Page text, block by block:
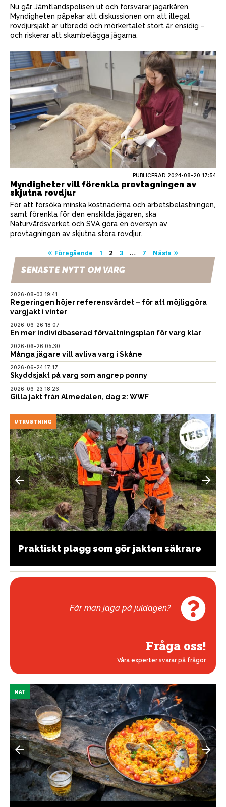
Nu går Jämtlandspolisen ut och försvarar jägarkåren.
Myndigheten påpekar att diskussionen om att illegal
rovdjursjakt är utbredd och mörkertalet stort är ensidig –
och riskerar att skambelägga jägarna.
PUBLICERAD 2024-08-20 17:54
Myndigheter vill förenkla provtagningen av
skjutna rovdjur
För att försöka minska kostnaderna och arbetsbelastningen,
samt förenkla för den enskilda jägaren, ska
Naturvårdsverket och SVA göra en översyn av
provtagningen av skjutna stora rovdjur.
Sidnumrering
för
inlägg
Föregående 1 2 3 … 7 Nästa
SENASTE NYTT OM VARG
2026-08-03 19:41
Regeringen höjer referensvärdet – för att möjliggöra
vargjakt i vinter
2026-06-26 18:07
En mer individbaserad förvaltningsplan för varg klar
2026-06-26 05:30
Många jägare vill avliva varg i Skåne
2026-06-24 17:17
Skyddsjakt på varg som angrep ponny
2026-06-23 18:26
Gilla jakt från Almedalen, dag 2: WWF
UTRUSTNING
Praktiskt plagg som gör jakten säkrare
Får man jaga på juldagen?
Fråga oss!
Våra experter svarar på frågor
MAT